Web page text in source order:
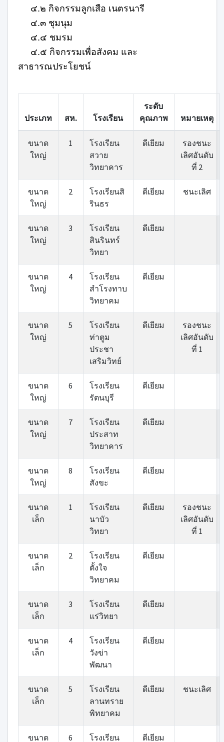
๔.๒ กิจกรรมลูกเสือ เนตรนารี
๔.๓ ชุมนุม
๔.๔ ชมรม
๔.๕ กิจกรรมเพื่อสังคม และ
สาธารณประโยชน์
ประเภท สห. โรงเรียน
ระดับ
คุณภาพ
หมายเหตุ
ขนาด
ใหญ่
1
โรงเรียน
สวาย
วิทยาคาร
ดีเยียม
รองชนะ
เลิศอันดับ
ที่ 2
ขนาด
ใหญ่
2
โรงเรียนสิ
รินธร
ดีเยียม ชนะเลิศ
ขนาด
ใหญ่
3
โรงเรียน
สินรินทร์
วิทยา
ดีเยียม
ขนาด
ใหญ่
4
โรงเรียน
สำโรงทาบ
วิทยาคม
ดีเยียม
ขนาด
ใหญ่
5
โรงเรียน
ท่าตูม
ประชา
เสริมวิทย์
ดีเยียม
รองชนะ
เลิศอันดับ
ที่ 1
ขนาด
ใหญ่
6
โรงเรียน
รัตนบุรี
ดีเยียม
ขนาด
ใหญ่
7
โรงเรียน
ประสาท
วิทยาคาร
ดีเยียม
ขนาด
ใหญ่
8
โรงเรียน
สังขะ
ดีเยียม
ขนาด
เล็ก
1
โรงเรียน
นาบัว
วิทยา
ดีเยียม
รองชนะ
เลิศอันดับ
ที่ 1
ขนาด
เล็ก
2
โรงเรียน
ตั้งใจ
วิทยาคม
ดีเยียม
ขนาด
เล็ก
3
โรงเรียน
แร่วิทยา
ดีเยียม
ขนาด
เล็ก
4
โรงเรียน
วังข่า
พัฒนา
ดีเยียม
ขนาด
เล็ก
5
โรงเรียน
ลานทราย
พิทยาคม
ดีเยียม ชนะเลิศ
ขนาด 6 โรงเรียน ดีเยียม